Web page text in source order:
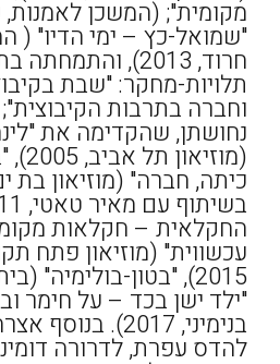
"שמואל-כץ – ימי הדיו" (
חרוד, 2013),
תלויות-מחקר: "שבת
וחברה בתרבות
נחושתן, שהקדימה את
כיתה, חברה" (מוזיאון בת
החקלאית – חקלאות
עכשווית" (מוזיאון פתח
"ילד ישן בכד – על חימר
בנימיני, 2017).
להדס עפרת, לדרורה